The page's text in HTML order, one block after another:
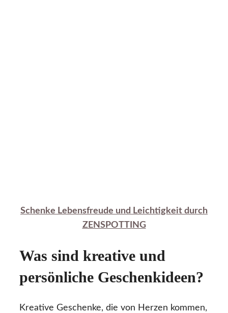
Schenke Lebensfreude und Leichtigkeit durch
ZENSPOTTING
Was sind kreative und
persönliche Geschenkideen?
Kreative Geschenke, die von Herzen kommen,